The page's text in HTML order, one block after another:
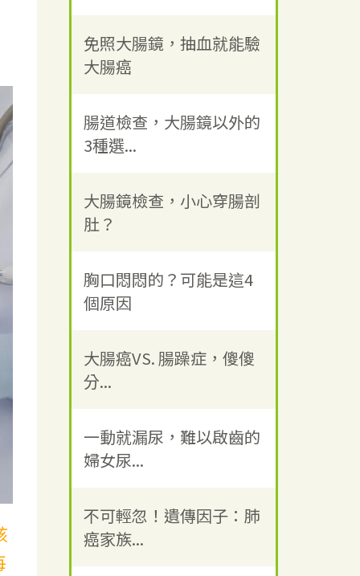
免照大腸鏡，抽血就能驗
大腸癌
腸道檢查，大腸鏡以外的
3種選...
大腸鏡檢查，小心穿腸剖
肚？
胸口悶悶的？可能是這4
個原因
大腸癌VS. 腸躁症，傻傻
分...
一動就漏尿，難以啟齒的
婦女尿...
不可輕忽！遺傳因子：肺
癌家族...